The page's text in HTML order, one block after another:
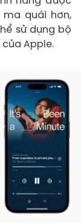
quái hơn,
sử dụng bộ
của Apple.